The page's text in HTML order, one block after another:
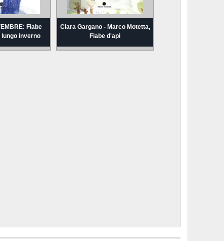
Fiabe
lungo inverno
Clara Gargano - Marco Motetta,
Fiabe d'api